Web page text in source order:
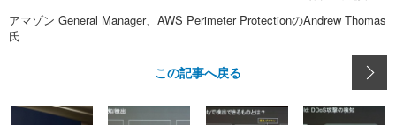
アマゾン General Manager、AWS Perimeter ProtectionのAndrew Thomas
氏
この記事へ戻る